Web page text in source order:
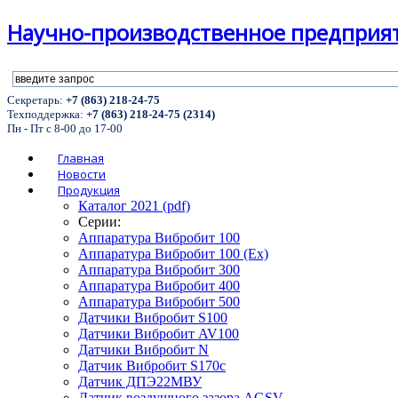
Научно-производственное
Секретарь: +7 (863) 218-24-75
Техподдержка: +7 (863) 218-24-75 (2314)
Пн - Пт с 8-00 до 17-00
Главная
Новости
Продукция
Каталог 2021 (pdf)
Серии:
Аппаратура Вибробит 100
Аппаратура Вибробит 100 (Ex)
Аппаратура Вибробит 300
Аппаратура Вибробит 400
Аппаратура Вибробит 500
Датчики Вибробит S100
Датчики Вибробит AV100
Датчики Вибробит N
Датчик Вибробит S170c
Датчик ДПЭ22МВУ